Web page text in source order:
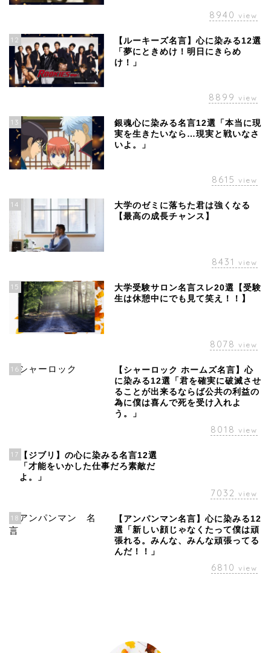
8940 view
12
【ルーキーズ名言】心に染みる12選
「夢にときめけ！明日にきらめ
け！」
8899 view
13
銀魂心に染みる名言12選「本当に現
実を生きたいなら…現実と戦いなさ
いよ。」
8615 view
14
大学のゼミに落ちた君は強くなる
【最高の成長チャンス】
8431 view
15
大学受験サロン名言スレ20選【受験
生は休憩中にでも見て笑え！！】
8078 view
16
【シャーロック ホームズ名言】心
に染みる12選「君を確実に破滅させ
ることが出来るならば公共の利益の
為に僕は喜んで死を受け入れよ
う。」
8018 view
17
【ジブリ】の心に染みる名言12選
「才能をいかした仕事だろ素敵だ
よ。」
7032 view
18
【アンパンマン名言】心に染みる12
選「新しい顔じゃなくたって僕は頑
張れる。みんな、みんな頑張ってる
んだ！！」
6810 view